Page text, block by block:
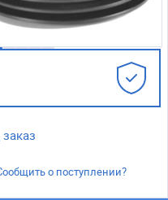
о поступлении?